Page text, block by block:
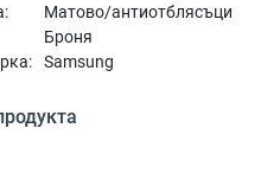
Матово/антиотблясъци
Броня
Samsung